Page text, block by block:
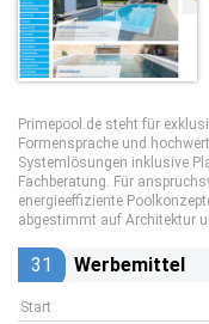
Primepool.de steht für
Formensprache und
Systemlösungen inklusive
Fachberatung. Für
energieeffiziente
abgestimmt auf Architektur
31 Werbemittel
Start